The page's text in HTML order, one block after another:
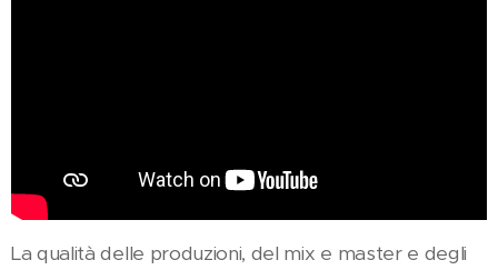
La qualità delle produzioni, del mix e master e degli